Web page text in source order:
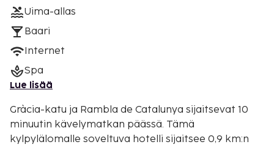
Uima-allas
Baari
Internet
Spa
Lue lisää
Gràcia-katu ja Rambla de Catalunya sijaitsevat 10
minuutin kävelymatkan päässä. Tämä
kylpylälomalle soveltuva hotelli sijaitsee 0,9 km:n